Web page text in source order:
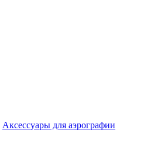
Аксессуары для аэрографии